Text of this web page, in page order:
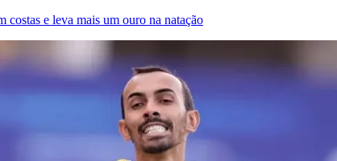
costas e leva mais um ouro na natação